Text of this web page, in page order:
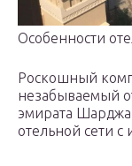
Особенности
Роскошный
незабываемый
эмирата
отельной сети